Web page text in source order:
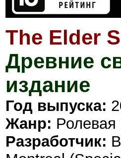
The Elder
Древние
издание
Год выпуска:
Жанр: Ролевая
Разработчик: